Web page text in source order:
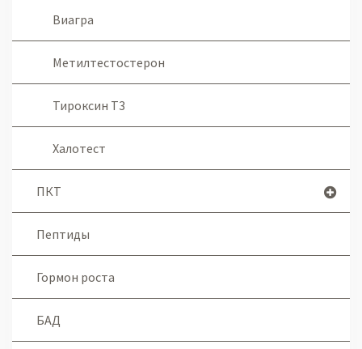
Виагра
Метилтестостерон
Тироксин Т3
Халотест
ПКТ
Пептиды
Гормон роста
БАД